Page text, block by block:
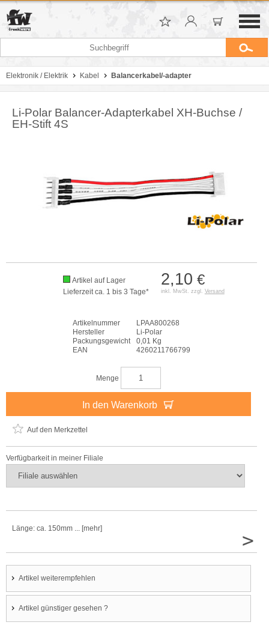
Elektronik / Elektrik Kabel Balancerkabel/-adapter
Li-Polar Balancer-Adapterkabel XH-Buchse /
EH-Stift 4S
2,10 €
inkl. MwSt. zzgl. Versand
Artikel auf Lager
Lieferzeit ca. 1 bis 3 Tage*
Artikelnummer
LPAA800268
Hersteller
Li-Polar
Packungsgewicht
0,01 Kg
EAN
4260211766799
Menge
In den Warenkorb
Auf den Merkzettel
Verfügbarkeit in meiner Filiale
Länge: ca. 150mm ... [mehr]
>
Artikel weiterempfehlen
Artikel günstiger gesehen ?